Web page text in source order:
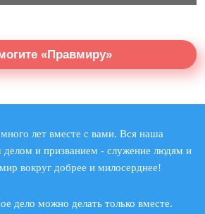
«Правмиру»
лет вместе с вами. Вся наша
и призванием - служение людям и
вокруг добрее и милосерднее!
дело можно делать только вместе.